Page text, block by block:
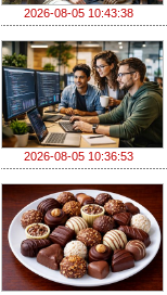
2026-08-05 10:43:38
2026-08-05 10:36:53